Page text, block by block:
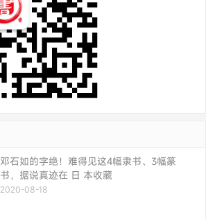
邓石如的字绝！难得见这4幅隶书、3幅篆
书，据说真迹在 日 本收藏
2020-08-18